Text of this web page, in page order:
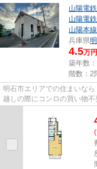
山陽電
山陽電
山陽本線
兵庫県
4.5万
築年数
階数：2
明石市エリアでの住まいな
越しの際にコンロの買い物